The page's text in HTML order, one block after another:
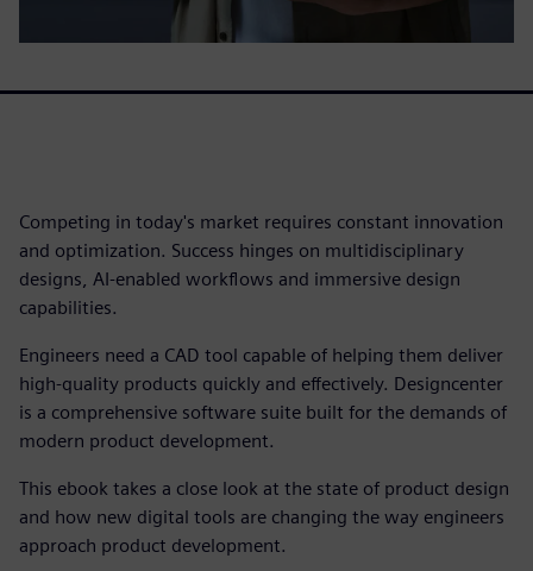
Competing in today's market requires constant innovation
and optimization. Success hinges on multidisciplinary
designs, AI-enabled workflows and immersive design
capabilities.
Engineers need a CAD tool capable of helping them deliver
high-quality products quickly and effectively. Designcenter
is a comprehensive software suite built for the demands of
modern product development.
This ebook takes a close look at the state of product design
and how new digital tools are changing the way engineers
approach product development.